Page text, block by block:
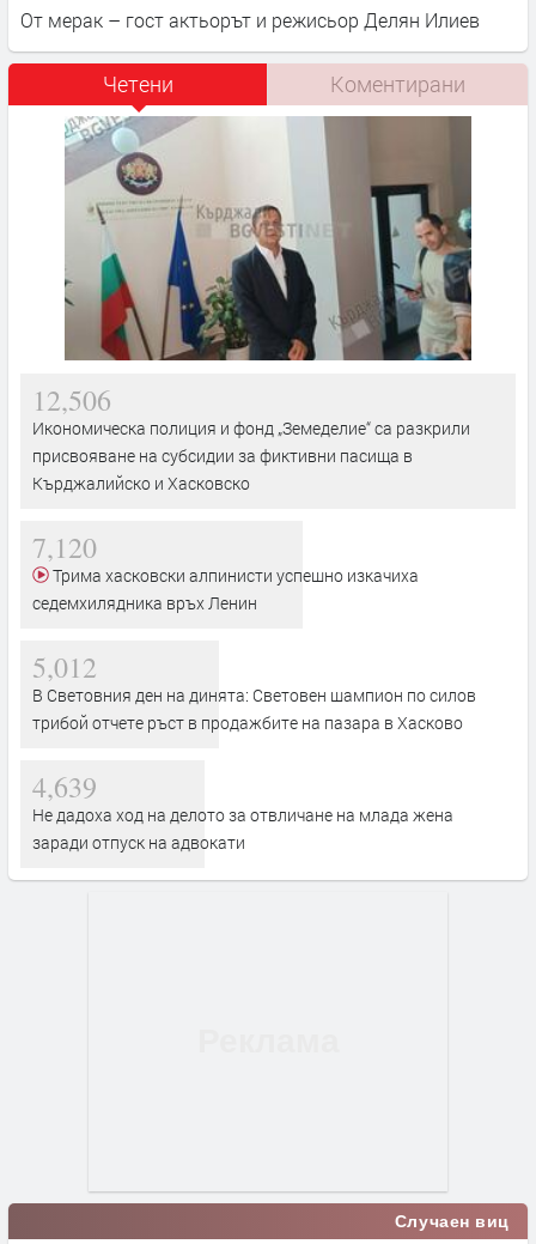
От мерак – гост актьорът и режисьор Делян Илиев
Четени Коментирани
12,506
Икономическа полиция и фонд „Земеделие“ са разкрили
присвояване на субсидии за фиктивни пасища в
Кърджалийско и Хасковско
7,120
седемхилядника връх Ленин
5,012
В Световния ден на динята: Световен шампион по силов
трибой отчете ръст в продажбите на пазара в Хасково
4,639
Не дадоха ход на делото за отвличане на млада жена
заради отпуск на адвокати
Случаен виц